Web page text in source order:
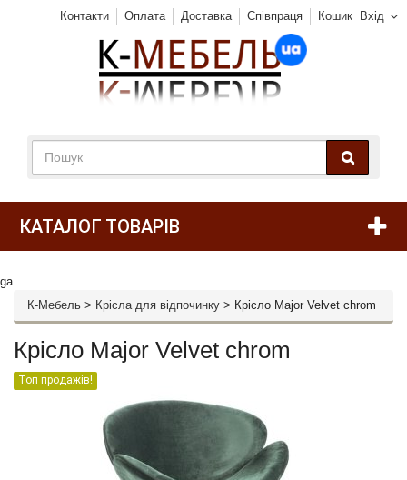
Вхід
Контакти Оплата Доставка Співпраця Кошик
КАТАЛОГ ТОВАРІВ
ga
К-Мебель > Крісла для відпочинку > Крісло Major Velvet chrom
Крісло Major Velvet chrom
Топ продажів!